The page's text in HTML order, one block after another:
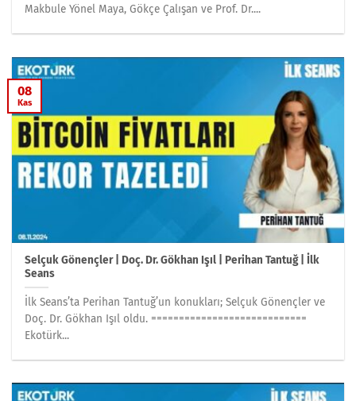
Makbule Yönel Maya, Gökçe Çalışan ve Prof. Dr....
Selçuk Gönençler | Doç. Dr. Gökhan Işıl | Perihan Tantuğ | İlk
Seans
İlk Seans’ta Perihan Tantuğ’un konukları; Selçuk Gönençler ve
Doç. Dr. Gökhan Işıl oldu. ============================
Ekotürk...
08
Kas